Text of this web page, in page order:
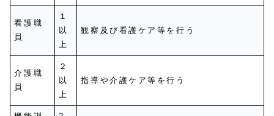
看護職
員
１
以
上
観察及び看護ケア等を行う
介護職
員
２
以
上
指導や介護ケア等を行う